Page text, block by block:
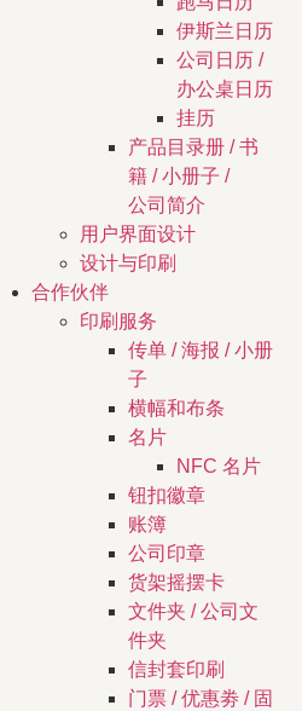
伊斯兰日历
公司日历 /
办公桌日历
挂历
产品目录册 / 书
籍 / 小册子 /
公司简介
用户界面设计
设计与印刷
合作伙伴
印刷服务
传单 / 海报 / 小册
子
横幅和布条
名片
NFC 名片
钮扣徽章
账簿
公司印章
货架摇摆卡
文件夹 / 公司文
件夹
信封套印刷
门票 / 优惠劵 / 固